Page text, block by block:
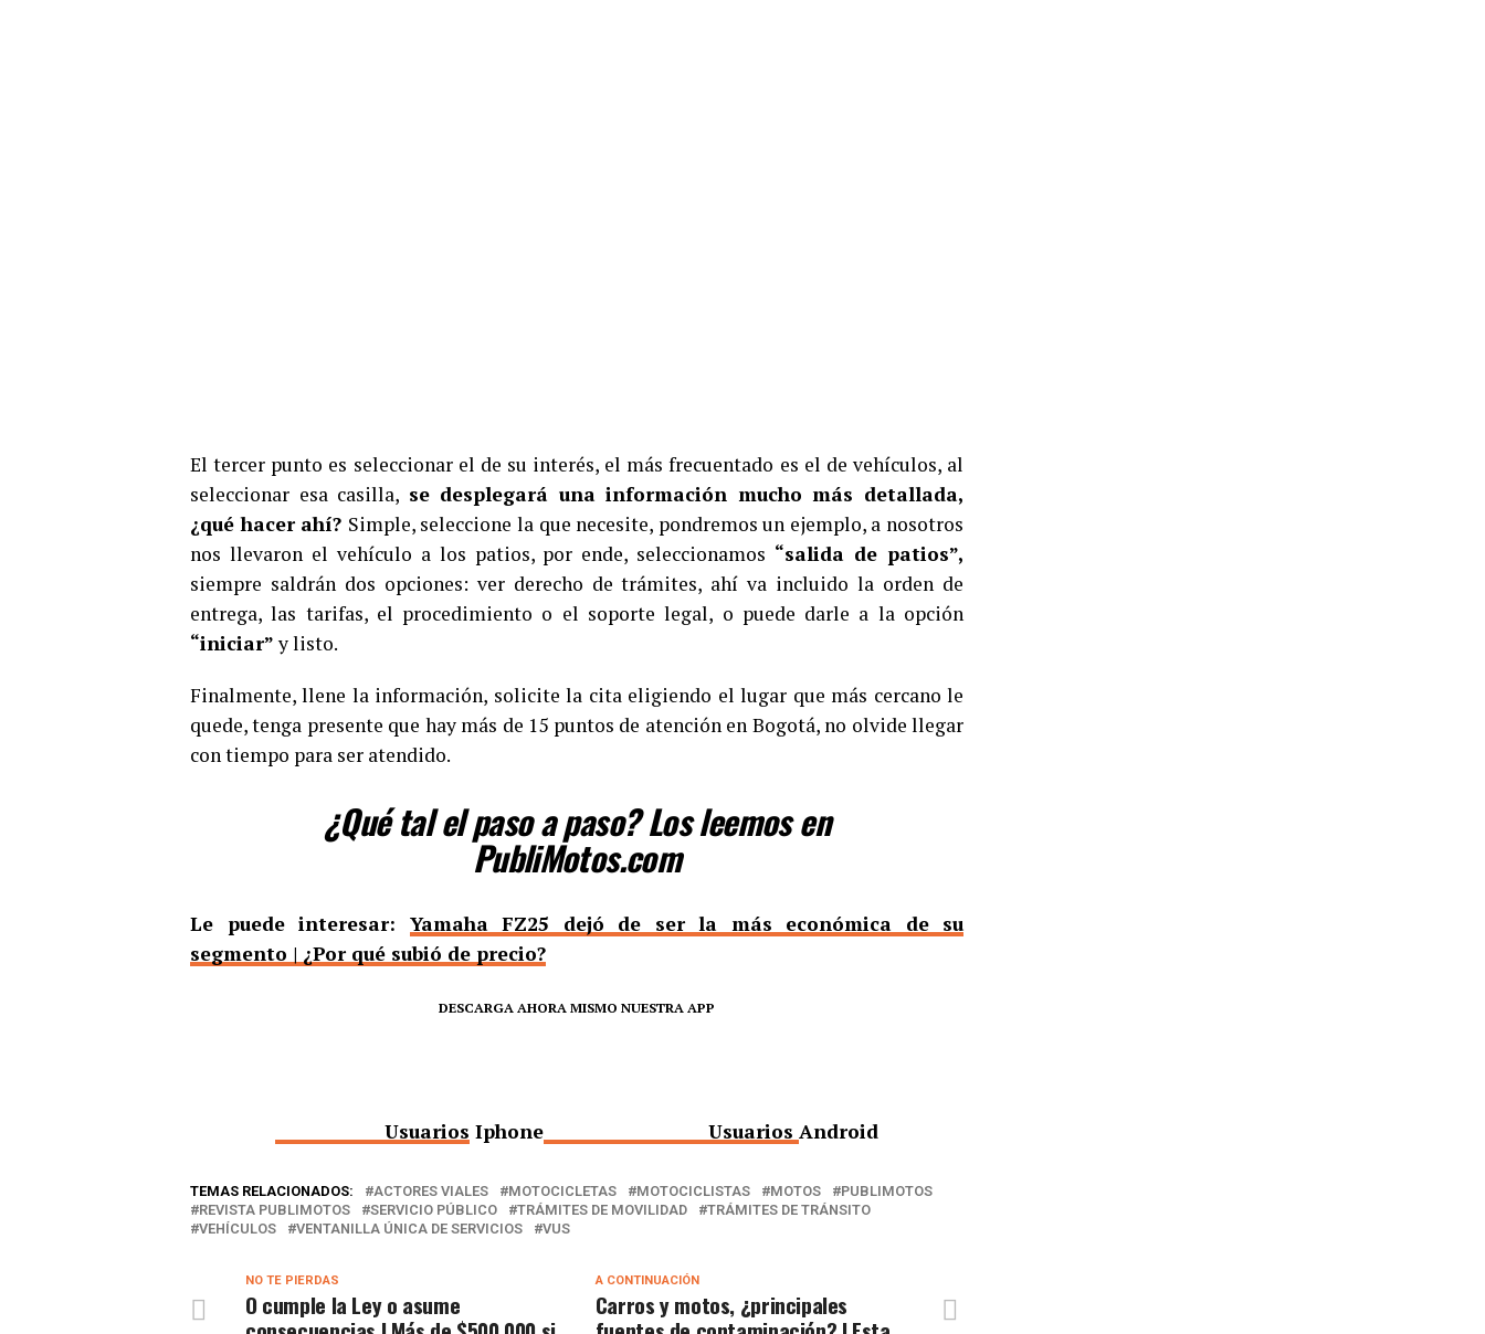
El tercer punto es seleccionar el de su interés, el más frecuentado es el de vehículos, al
seleccionar esa casilla, se desplegará una información mucho más detallada,
¿qué hacer ahí? Simple, seleccione la que necesite, pondremos un ejemplo, a nosotros
nos llevaron el vehículo a los patios, por ende, seleccionamos “salida de patios”,
siempre saldrán dos opciones: ver derecho de trámites, ahí va incluido la orden de
entrega, las tarifas, el procedimiento o el soporte legal, o puede darle a la opción
“iniciar”y listo.
Finalmente, llene la información, solicite la cita eligiendo el lugar que más cercano le
quede, tenga presente que hay más de 15 puntos de atención en Bogotá, no olvide llegar
con tiempo para ser atendido.
¿Qué tal el paso a paso? Los leemos en
PubliMotos.com
Le puede interesar: Yamaha FZ25 dejó de ser la más económica de su
segmento | ¿Por qué subió de precio?
DESCARGA AHORA MISMO NUESTRA APP
Usuarios Iphone Usuarios Android
TEMAS RELACIONADOS: ACTORES VIALES MOTOCICLETAS MOTOCICLISTAS MOTOS
PUBLIMOTOS
REVISTA PUBLIMOTOS
SERVICIO PÚBLICO TRÁMITES DE MOVILIDAD
TRÁMITES DE TRÁNSITO
VEHÍCULOS
VENTANILLA ÚNICA DE SERVICIOS VUS
A CONTINUACIÓN
Carros y motos, ¿principales
NO TE PIERDAS
O cumple la Ley o asume